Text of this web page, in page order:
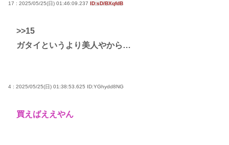
17 : 2025/05/25(日) 01:46:09.237 ID:sD/BXqfdB
>>15
ガタイというより美人やから…
4 : 2025/05/25(日) 01:38:53.625 ID:YGhydd8NG
買えばええやん